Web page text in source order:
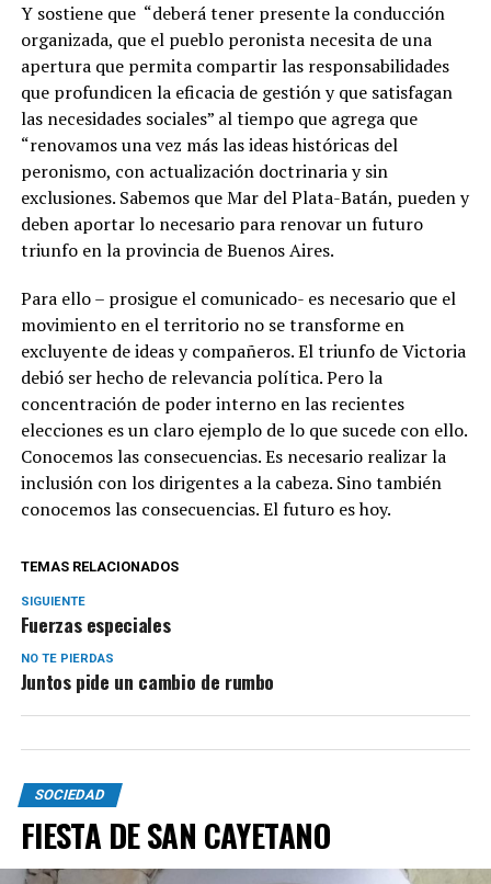
Y sostiene que “deberá tener presente la conducción
organizada, que el pueblo peronista necesita de una
apertura que permita compartir las responsabilidades
que profundicen la eficacia de gestión y que satisfagan
las necesidades sociales” al tiempo que agrega que
“renovamos una vez más las ideas históricas del
peronismo, con actualización doctrinaria y sin
exclusiones. Sabemos que Mar del Plata-Batán, pueden y
deben aportar lo necesario para renovar un futuro
triunfo en la provincia de Buenos Aires.
Para ello – prosigue el comunicado- es necesario que el
movimiento en el territorio no se transforme en
excluyente de ideas y compañeros. El triunfo de Victoria
debió ser hecho de relevancia política. Pero la
concentración de poder interno en las recientes
elecciones es un claro ejemplo de lo que sucede con ello.
Conocemos las consecuencias. Es necesario realizar la
inclusión con los dirigentes a la cabeza. Sino también
conocemos las consecuencias. El futuro es hoy.
TEMAS RELACIONADOS
SIGUIENTE
Fuerzas especiales
NO TE PIERDAS
Juntos pide un cambio de rumbo
SOCIEDAD
FIESTA DE SAN CAYETANO